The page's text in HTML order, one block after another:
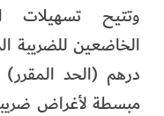
وتتيح تسهيلات
درهم (الحد
مبسطة لأغراض